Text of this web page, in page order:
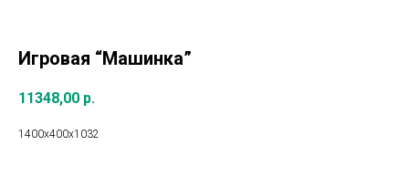
Игровая “Машинка”
11348,00 р.
1400х400х1032